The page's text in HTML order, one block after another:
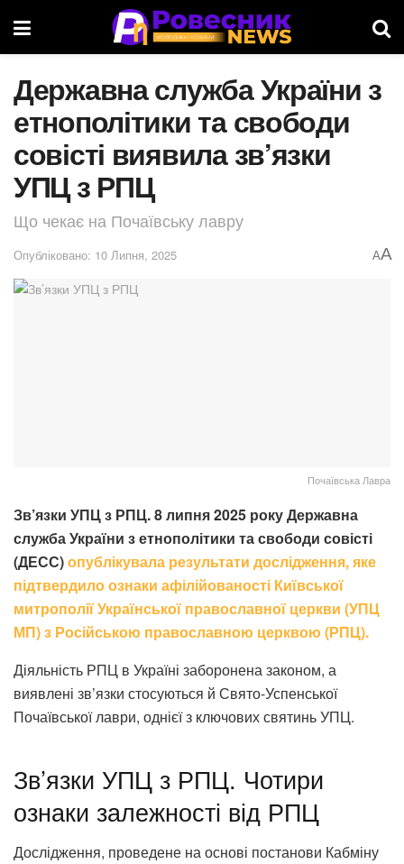
Державна служба України з
етнополітики та свободи
совісті виявила зв’язки
УПЦ з РПЦ
Що чекає на Почаївську лавру
Опубліковано: 10 Липня, 2025 AA
Почаївська Лавра
Зв’язки УПЦ з РПЦ. 8 липня 2025 року Державна
служба України з етнополітики та свободи совісті
(ДЕСС)опублікувала результати дослідження, яке
підтвердило ознаки афілійованості Київської
митрополії Української православної церкви (УПЦ
МП) з Російською православною церквою (РПЦ).
Діяльність РПЦ в Україні заборонена законом, а
виявлені зв’язки стосуються й Свято-Успенської
Почаївської лаври, однієї з ключових святинь УПЦ.
Зв’язки УПЦ з РПЦ. Чотири
ознаки залежності від РПЦ
Дослідження, проведене на основі постанови Кабміну